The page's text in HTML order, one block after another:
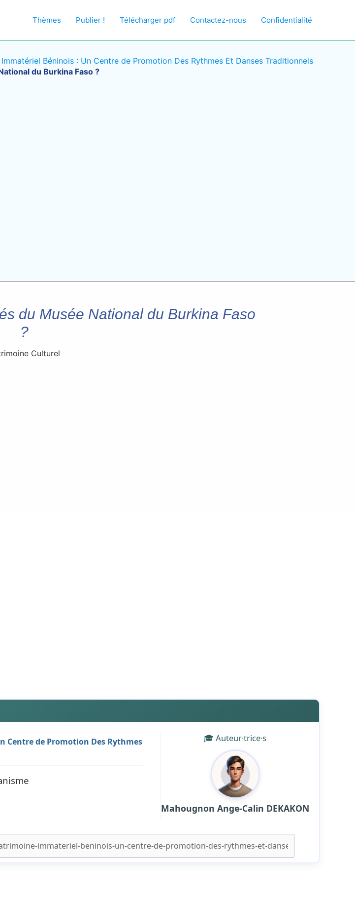
Thèmes Publier ! Télécharger pdf Contactez-nous Confidentialité
Béninois : Un Centre de Promotion Des Rythmes Et Danses Traditionnels
du Burkina Faso ?
du Musée National du Burkina Faso
?
Culturel
Centre de Promotion Des Rythmes
🎓 Auteur·trice·s
Mahougnon Ange-Calin DEKAKON